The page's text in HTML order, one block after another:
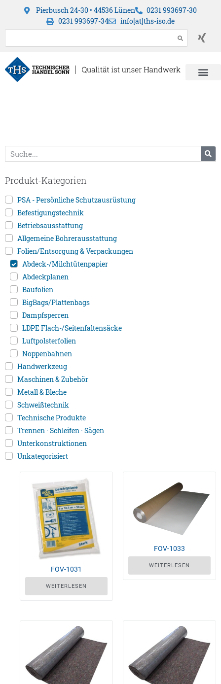
Pierbusch 24-30 • 44536 Lünen
0231 993697-30
0231 993697-34
info[at]ths-iso.de
Produkt-Kategorien
PSA - Persönliche Schutzausrüstung
Befestigungstechnik
Betriebsausstattung
Allgemeine Bohrerausstattung
Folien/Entsorgung & Verpackungen
Abdeck-/Milchtütenpapier
Abdeckplanen
Baufolien
BigBags/Plattenbags
Dampfsperren
LDPE Flach-/Seitenfaltensäcke
Luftpolsterfolien
Noppenbahnen
Handwerkzeug
Maschinen & Zubehör
Metall & Bleche
Schweißtechnik
Technische Produkte
Trennen · Schleifen · Sägen
Unterkonstruktionen
Unkategorisiert
FOV-1031
WEITERLESEN
FOV-1033
WEITERLESEN